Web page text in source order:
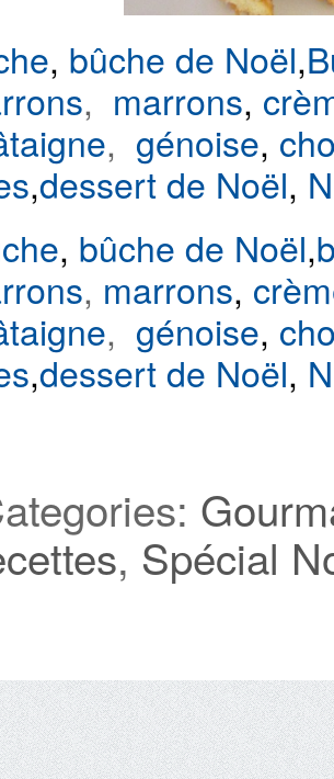
, bûche de Noël,
, marrons,
, génoise,
,dessert de Noël,
, bûche de Noël,
, marrons,
, génoise,
,dessert de Noël,
, Spécial